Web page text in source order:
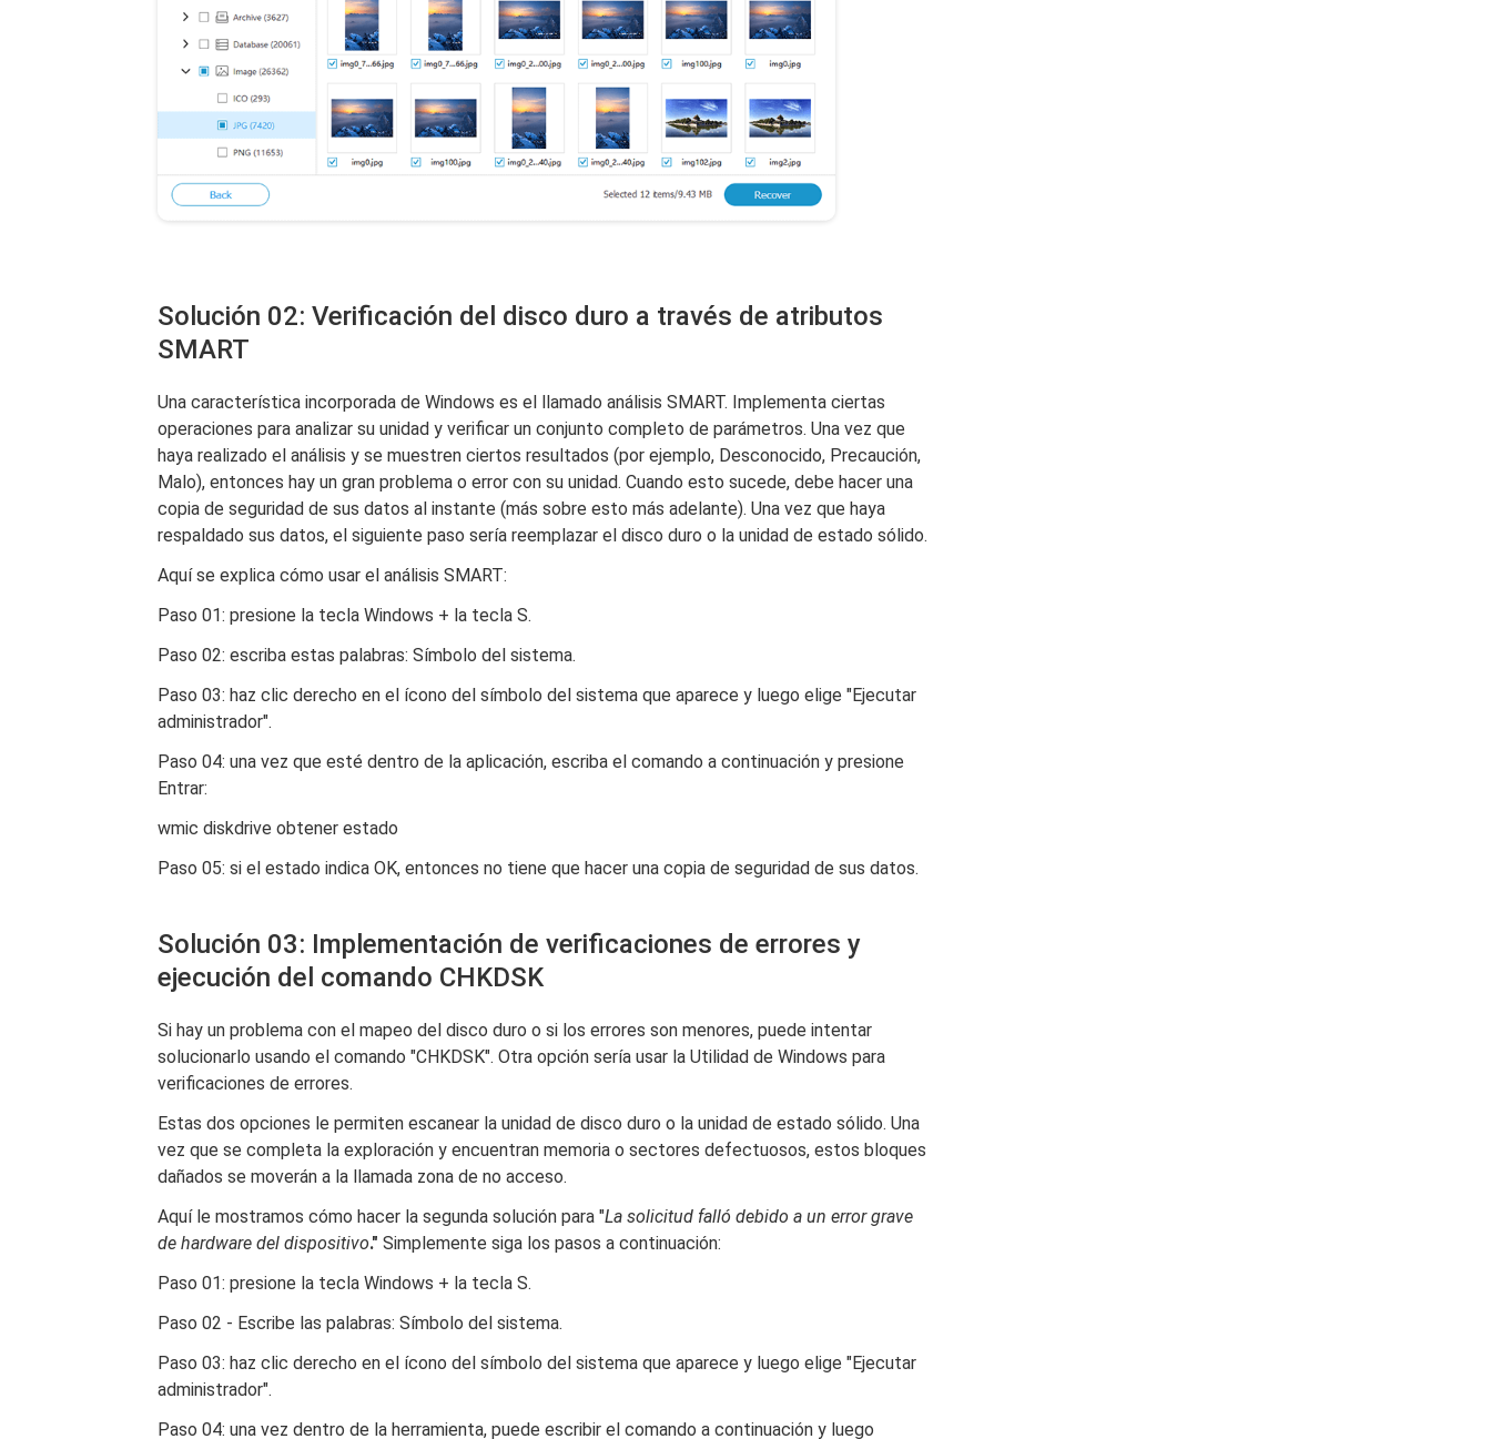
Solución 02: Verificación del disco duro a través de atributos
SMART
Una característica incorporada de Windows es el llamado análisis SMART. Implementa ciertas
operaciones para analizar su unidad y verificar un conjunto completo de parámetros. Una vez que
haya realizado el análisis y se muestren ciertos resultados (por ejemplo, Desconocido, Precaución,
Malo), entonces hay un gran problema o error con su unidad. Cuando esto sucede, debe hacer una
copia de seguridad de sus datos al instante (más sobre esto más adelante). Una vez que haya
respaldado sus datos, el siguiente paso sería reemplazar el disco duro o la unidad de estado sólido.
Aquí se explica cómo usar el análisis SMART:
Paso 01: presione la tecla Windows + la tecla S.
Paso 02: escriba estas palabras: Símbolo del sistema.
Paso 03: haz clic derecho en el ícono del símbolo del sistema que aparece y luego elige "Ejecutar
administrador".
Paso 04: una vez que esté dentro de la aplicación, escriba el comando a continuación y presione
Entrar:
wmic diskdrive obtener estado
Paso 05: si el estado indica OK, entonces no tiene que hacer una copia de seguridad de sus datos.
Solución 03: Implementación de verificaciones de errores y
ejecución del comando CHKDSK
Si hay un problema con el mapeo del disco duro o si los errores son menores, puede intentar
solucionarlo usando el comando "CHKDSK". Otra opción sería usar la Utilidad de Windows para
verificaciones de errores.
Estas dos opciones le permiten escanear la unidad de disco duro o la unidad de estado sólido. Una
vez que se completa la exploración y encuentran memoria o sectores defectuosos, estos bloques
dañados se moverán a la llamada zona de no acceso.
Aquí le mostramos cómo hacer la segunda solución para "La solicitud falló debido a un error grave
de hardware del dispositivo." Simplemente siga los pasos a continuación:
Paso 01: presione la tecla Windows + la tecla S.
Paso 02 - Escribe las palabras: Símbolo del sistema.
Paso 03: haz clic derecho en el ícono del símbolo del sistema que aparece y luego elige "Ejecutar
administrador".
Paso 04: una vez dentro de la herramienta, puede escribir el comando a continuación y luego